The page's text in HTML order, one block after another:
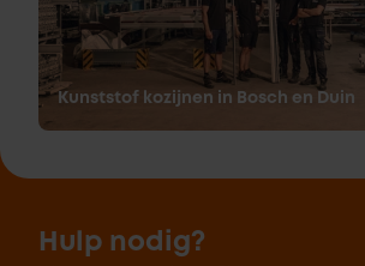
Kunststof kozijnen in Bosch en Duin
Hulp nodig?